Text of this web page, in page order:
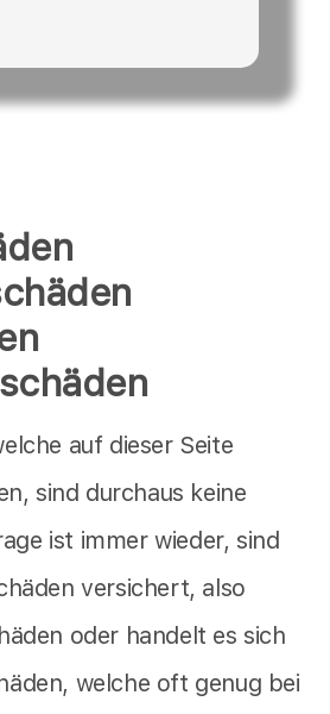
auf dieser Seite
sind durchaus keine
ist immer wieder, sind
versichert, also
oder handelt es sich
welche oft genug bei